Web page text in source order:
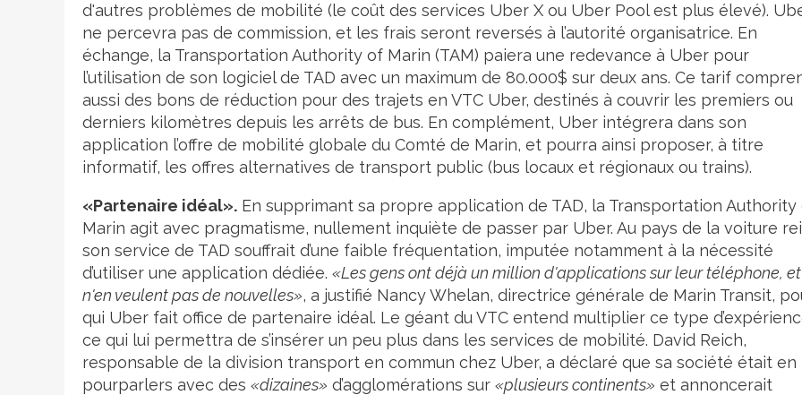
d'autres problèmes de mobilité (le coût des services Uber X ou Uber Pool est plus élevé).
ne percevra pas de commission, et les frais seront reversés à l’autorité organisatrice. En
échange, la Transportation Authority of Marin (TAM) paiera une redevance à Uber pour
l’utilisation de son logiciel de TAD avec un maximum de 80.000$ sur deux ans. Ce tarif
aussi des bons de réduction pour des trajets en VTC Uber, destinés à couvrir les premiers ou
derniers kilomètres depuis les arrêts de bus. En complément, Uber intégrera dans son
application l’offre de mobilité globale du Comté de Marin, et pourra ainsi proposer, à titre
informatif, les offres alternatives de transport public (bus locaux et régionaux ou trains).
«Partenaire idéal». En supprimant sa propre application de TAD, la Transportation Authority
Marin agit avec pragmatisme, nullement inquiète de passer par Uber. Au pays de la voiture
son service de TAD souffrait d’une faible fréquentation, imputée notamment à la nécessité
d’utiliser une application dédiée. «Les gens ont déjà un million d'applications sur leur téléphone,
n'en veulent pas de nouvelles», a justifié Nancy Whelan, directrice générale de Marin Transit,
qui Uber fait office de partenaire idéal. Le géant du VTC entend multiplier ce type
ce qui lui permettra de s’insérer un peu plus dans les services de mobilité. David Reich,
responsable de la division transport en commun chez Uber, a déclaré que sa société était en
pourparlers avec des «dizaines» d’agglomérations sur «plusieurs continents» et annoncerait